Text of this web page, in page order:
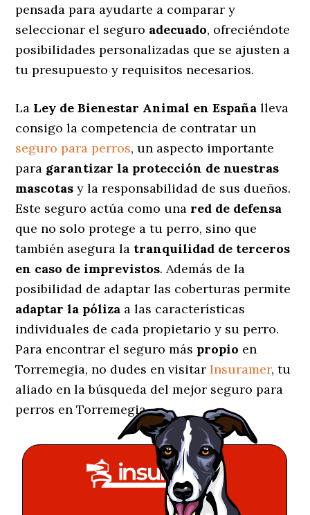
pensada para ayudarte a comparar y
seleccionar el seguro adecuado, ofreciéndote
posibilidades personalizadas que se ajusten a
tu presupuesto y requisitos necesarios.
La Ley de Bienestar Animal en España lleva
consigo la competencia de contratar un
seguro para perros, un aspecto importante
para garantizar la protección de nuestras
mascotas y la responsabilidad de sus dueños.
Este seguro actúa como una red de defensa
que no solo protege a tu perro, sino que
también asegura la tranquilidad de terceros
en caso de imprevistos. Además de la
posibilidad de adaptar las coberturas permite
adaptar la póliza a las características
individuales de cada propietario y su perro.
Para encontrar el seguro más propio en
Torremegia, no dudes en visitarInsuramer, tu
aliado en la búsqueda del mejor seguro para
perros en Torremegia.